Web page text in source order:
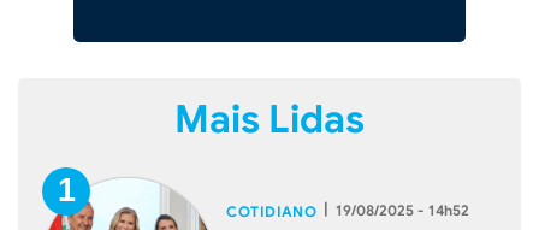
Mais Lidas
COTIDIANO | 19/08/2025 - 14h52